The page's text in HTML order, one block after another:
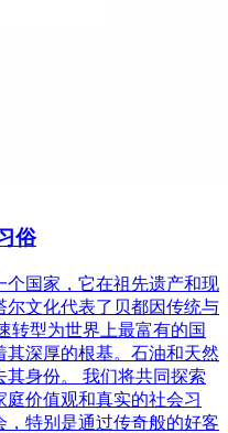
俗
国家，它在祖先遗产和现
文化代表了贝都因传统与
转型为世界上最富有的国
深厚的根基。石油和天然
身份。 我们将共同探索
价值观和真实的社会习
特别是通过传奇般的好客